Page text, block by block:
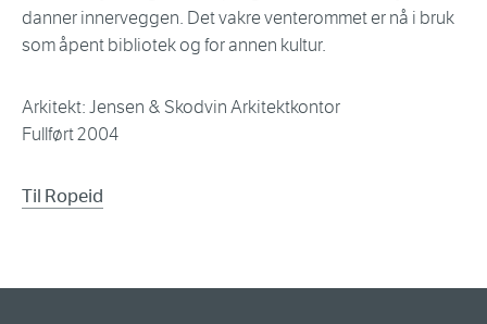
danner innerveggen. Det vakre venterommet er nå i bruk
som åpent bibliotek og for annen kultur.
Arkitekt: Jensen & Skodvin Arkitektkontor
Fullført 2004
Til Ropeid